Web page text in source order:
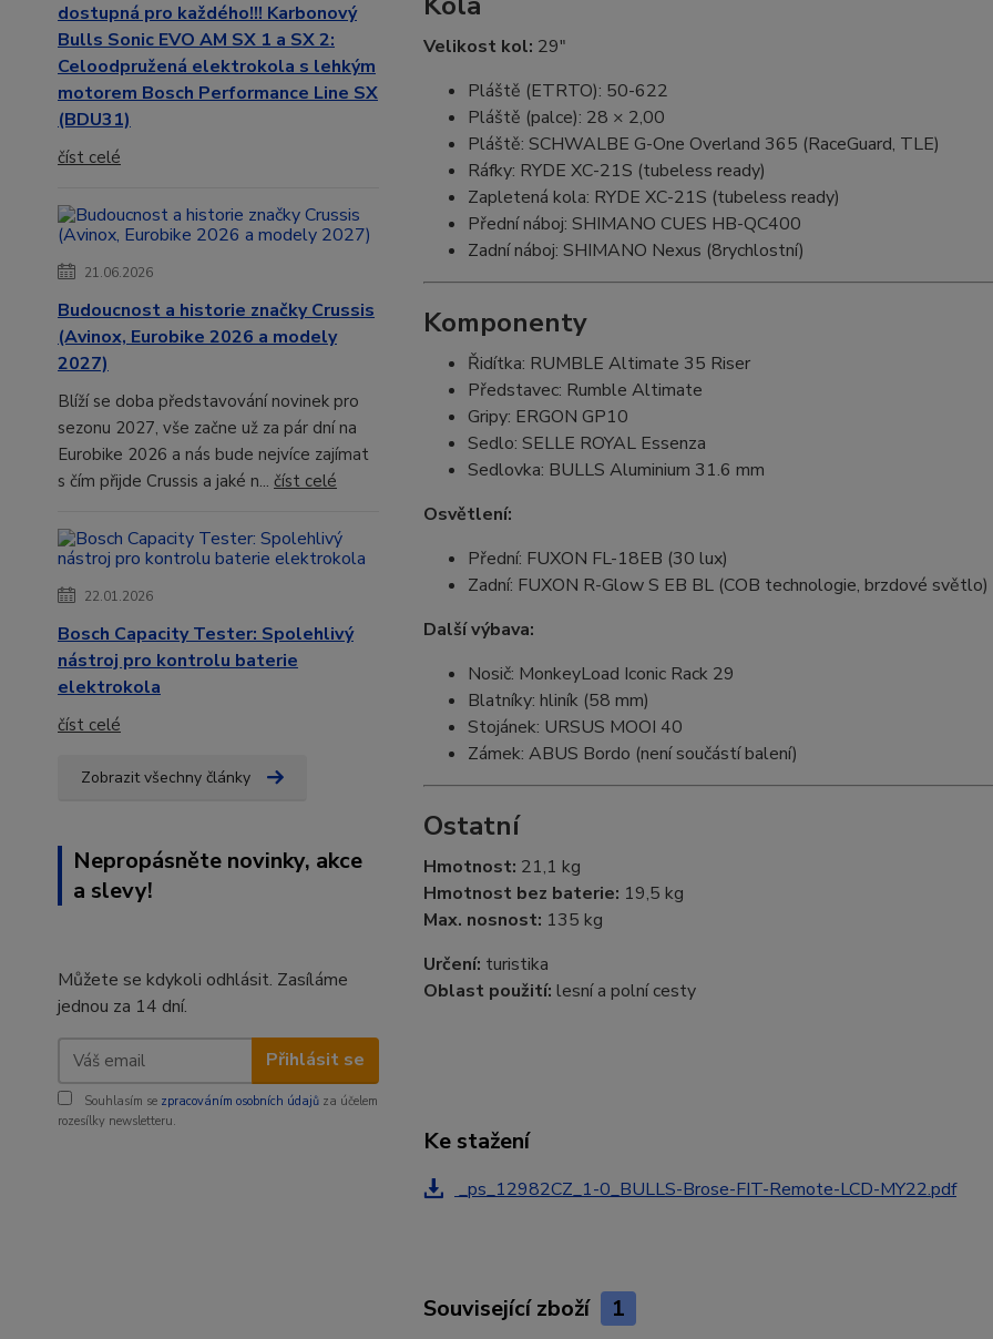
dostupná pro každého!!! Karbonový
Bulls Sonic EVO AM SX 1 a SX 2:
Celoodpružená elektrokola s lehkým
motorem Bosch Performance Line SX
(BDU31)
číst celé
21.06.2026
Budoucnost a historie značky Crussis
(Avinox, Eurobike 2026 a modely
2027)
Blíží se doba představování novinek pro
sezonu 2027, vše začne už za pár dní na
Eurobike 2026 a nás bude nejvíce zajímat
s čím přijde Crussis a jaké n... číst celé
22.01.2026
Bosch Capacity Tester: Spolehlivý
nástroj pro kontrolu baterie
elektrokola
číst celé
Zobrazit všechny články
Nepropásněte novinky, akce
a slevy!
Můžete se kdykoli odhlásit. Zasíláme
jednou za 14 dní.
Přihlásit se
Souhlasím se zpracováním osobních údajů za účelem
rozesílky newsletteru.
Velikost kol: 29"
Pláště (ETRTO): 50-622
Pláště (palce): 28 × 2,00
Pláště: SCHWALBE G-One Overland 365 (RaceGuard, TLE)
Ráfky: RYDE XC-21S (tubeless ready)
Zapletená kola: RYDE XC-21S (tubeless ready)
Přední náboj: SHIMANO CUES HB-QC400
Zadní náboj: SHIMANO Nexus (8rychlostní)
Komponenty
Řidítka: RUMBLE Altimate 35 Riser
Představec: Rumble Altimate
Gripy: ERGON GP10
Sedlo: SELLE ROYAL Essenza
Sedlovka: BULLS Aluminium 31.6 mm
Osvětlení:
Přední: FUXON FL-18EB (30 lux)
Zadní: FUXON R-Glow S EB BL (COB technologie, brzdové světlo)
Další výbava:
Nosič: MonkeyLoad Iconic Rack 29
Blatníky: hliník (58 mm)
Stojánek: URSUS MOOI 40
Zámek: ABUS Bordo (není součástí balení)
Ostatní
Hmotnost: 21,1 kg
Hmotnost bez baterie: 19,5 kg
Max. nosnost: 135 kg
Určení: turistika
Oblast použití: lesní a polní cesty
Ke stažení
_ps_12982CZ_1-0_BULLS-Brose-FIT-Remote-LCD-MY22.pdf
Související zboží 1